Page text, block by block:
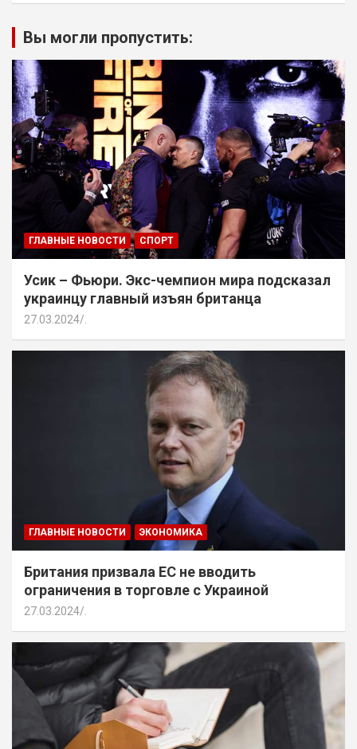
Вы могли пропустить:
ГЛАВНЫЕ НОВОСТИ СПОРТ
Усик – Фьюри. Экс-чемпион мира подсказал
украинцу главный изъян британца
27.03.2024 .
ГЛАВНЫЕ НОВОСТИ ЭКОНОМИКА
Британия призвала ЕС не вводить
ограничения в торговле с Украиной
27.03.2024